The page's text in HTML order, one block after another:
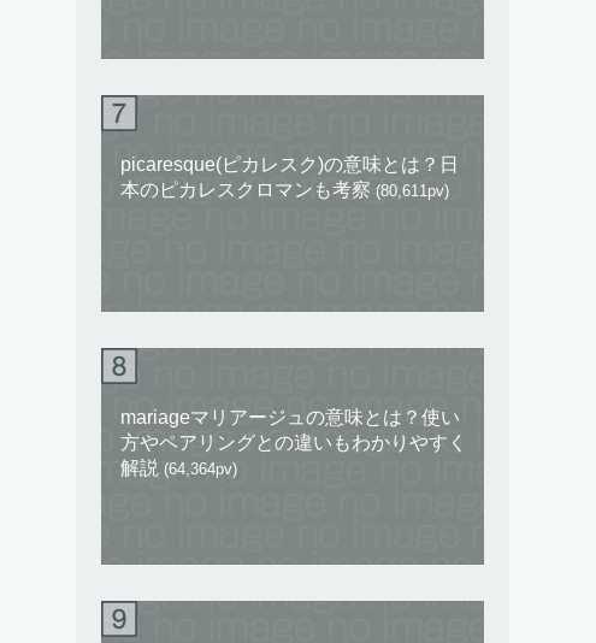
picaresque(ピカレスク)の意味とは？日
本のピカレスクロマンも考察 (80,611pv)
mariageマリアージュの意味とは？使い
方やペアリングとの違いもわかりやすく
解説 (64,364pv)